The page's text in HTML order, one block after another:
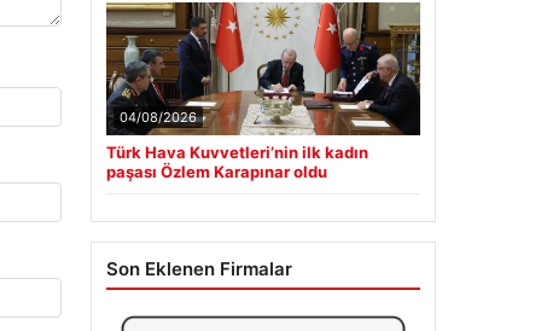
04/08/2026
Türk Hava Kuvvetleri’nin ilk kadın
paşası Özlem Karapınar oldu
Son Eklenen Firmalar